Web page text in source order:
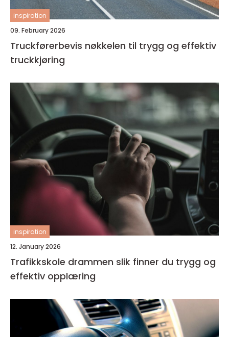
inspiration
09. February 2026
Truckførerbevis nøkkelen til trygg og effektiv
truckkjøring
inspiration
12. January 2026
Trafikkskole drammen slik finner du trygg og
effektiv opplæring